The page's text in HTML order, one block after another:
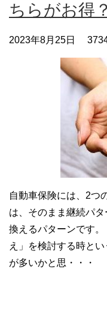
ちらがお得？
2023年8月25日
自動車保険には、2つ
は、そのまま継続パ
換えるパターンです
え」を検討する時と
が多いかと思・・・